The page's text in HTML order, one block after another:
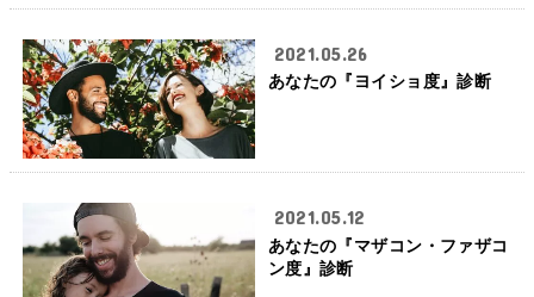
2021.05.26
あなたの『ヨイショ度』診断
2021.05.12
あなたの『マザコン・ファザコ
ン度』診断